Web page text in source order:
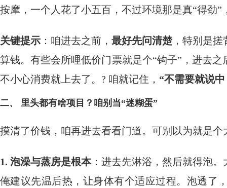
按摩，一个人花了小五百，不过环境那是真“得劲”
关键提示 ：咱进去之前， 最好先问清楚，特别是搓
算钱。有些会所哩低价门票就是个“钩子”，进去
不小心消费就上去了。? 咱就记住， “不需要就说
二、 里头都有啥项目？咱别当“迷糊蛋”
摸清了价钱，咱再进去看看门道。可别以为就是
1. 泡澡与蒸房是根本：进去先淋浴，然后就得泡
俺建议先温后热，让身体有个适应过程。泡透了